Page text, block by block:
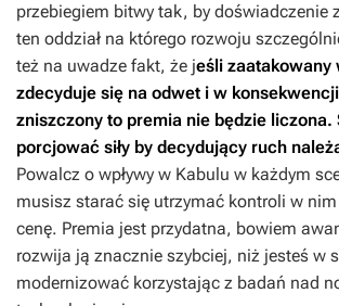
przebiegiem bitwy tak, by doświadczenie
ten oddział na którego rozwoju
też na uwadze fakt, że jeśli zaatakowany
zdecyduje się na odwet i w
zniszczony to premia nie będzie liczona.
porcjować siły by decydujący ruch
Powalcz o wpływy w Kabulu w każdym
musisz starać się utrzymać kontroli w
cenę. Premia jest przydatna, bowiem
rozwija ją znacznie szybciej, niż jesteś w
modernizować korzystając z badań nad